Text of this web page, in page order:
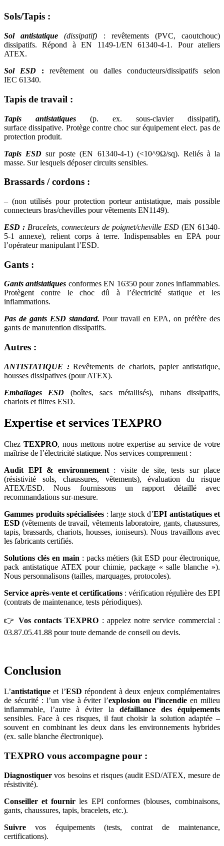
Sols/Tapis :
Sol antistatique (dissipatif) : revêtements (PVC, caoutchouc)
dissipatifs. Répond à EN 1149-1/EN 61340-4-1. Pour ateliers
ATEX.
Sol ESD :revêtement ou dalles conducteurs/dissipatifs selon
IEC 61340.
Tapis de travail :
Tapis antistatiques (p. ex. sous-clavier dissipatif),
surface dissipative. Protège contre choc sur équipement elect. pas de
protection produit.
Tapis ESDsur poste (EN 61340-4-1) (<10^9Ω/sq). Reliés à la
masse. Sur lesquels déposer circuits sensibles.
Brassards / cordons :
– (non utilisés pour protection porteur antistatique, mais possible
connecteurs bras/chevilles pour vêtements EN1149).
ESD : Bracelets, connecteurs de poignet/cheville ESD (EN 61340-
5-1 annexe), relient corps à terre. Indispensables en EPA pour
l’opérateur manipulant l’ESD.
Gants :
Gants antistatiques conformes EN 16350 pour zones inflammables.
Protègent contre le choc dû à l’électricité statique et les
inflammations.
Pas de gants ESD standard. Pour travail en EPA, on préfère des
gants de manutention dissipatifs.
Autres :
ANTISTATIQUE :Revêtements de chariots, papier antistatique,
housses dissipatives (pour ATEX).
Emballages ESD
(boîtes, sacs métallisés), rubans dissipatifs,
chariots et filtres ESD.
Expertise et services TEXPRO
Chez TEXPRO, nous mettons notre expertise au service de votre
maîtrise de l’électricité statique. Nos services comprennent :
Audit EPI & environnement: visite de site, tests sur place
(résistivité sols, chaussures, vêtements), évaluation du risque
ATEX/ESD. Nous fournissons un rapport détaillé avec
recommandations sur-mesure.
Gammes produits spécialisées : large stock d’EPI antistatiques et
ESD (vêtements de travail, vêtements laboratoire, gants, chaussures,
tapis, brassards, chariots, housses, ioniseurs). Nous travaillons avec
les fabricants certifiés.
Solutions clés en main : packs métiers (kit ESD pour électronique,
pack antistatique ATEX pour chimie, package « salle blanche »).
Nous personnalisons (tailles, marquages, protocoles).
Service après-vente et certifications : vérification régulière des EPI
(contrats de maintenance, tests périodiques).
👉 Vos contacts TEXPRO : appelez notre service commercial :
03.87.05.41.88 pour toute demande de conseil ou devis.
Conclusion
L’antistatique et l’ESD répondent à deux enjeux complémentaires
de sécurité : l’un vise à éviter l’explosion ou l’incendie en milieu
inflammable, l’autre à éviter la défaillance des équipements
sensibles. Face à ces risques, il faut choisir la solution adaptée –
souvent en combinant les deux dans les environnements hybrides
(ex. salle blanche électronique).
TEXPRO vous accompagne pour :
Diagnostiquer vos besoins et risques (audit ESD/ATEX, mesure de
résistivité).
Conseiller et fournir les EPI conformes (blouses, combinaisons,
gants, chaussures, tapis, bracelets, etc.).
Suivre vos équipements (tests, contrat de maintenance,
certifications).